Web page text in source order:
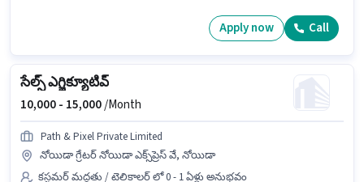
Apply now Call
సేల్స్ ఎగ్జిక్యూటివ్
10,000 - 15,000/Month
Path & Pixel Private Limited
నోయిడా గ్రేటర్ నోయిడా ఎక్స్‌ప్రెస్ వే, నోయిడా
కస్టమర్ మద్దతు / టెలికాలర్ లో 0 - 1 ఏళ్లు అనుభవం